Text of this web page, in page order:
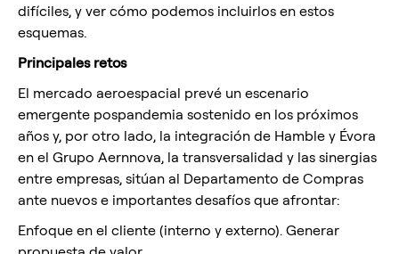
difíciles, y ver cómo podemos incluirlos en estos
esquemas.
Principales retos
El mercado aeroespacial prevé un escenario
emergente pospandemia sostenido en los próximos
años y, por otro lado, la integración de Hamble y Évora
en el Grupo Aernnova, la transversalidad y las sinergias
entre empresas, sitúan al Departamento de Compras
ante nuevos e importantes desafíos que afrontar:
Enfoque en el cliente (interno y externo). Generar